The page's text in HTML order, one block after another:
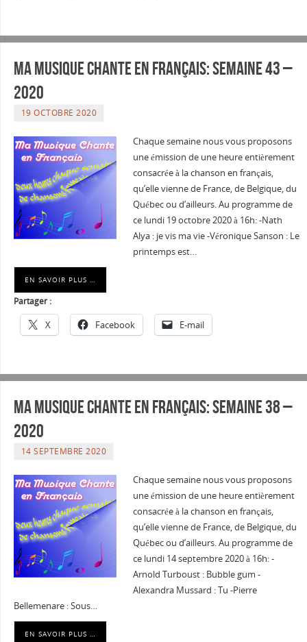
Ma musique chante en Français: Semaine 43 –
2020
19 OCTOBRE 2020
Chaque semaine nous vous proposons
une émission de une heure entièrement
consacrée à la chanson en français,
qu’elle vienne de France, de Belgique, du
Québec ou d’ailleurs. Au programme de
ce lundi 19 octobre 2020 à 16h: -Nath
Alya : je vis ma vie -Véronique Sanson : Le
printemps est…
EN SAVOIR PLUS …
Partager :
X Facebook E-mail
Ma musique chante en Français: Semaine 38 –
2020
14 SEPTEMBRE 2020
Chaque semaine nous vous proposons
une émission de une heure entièrement
consacrée à la chanson en français,
qu’elle vienne de France, de Belgique, du
Québec ou d’ailleurs. Au programme de
ce lundi 14 septembre 2020 à 16h: -
Arnold Turboust : Bubble gum -
Alexandra Mussard : Tu -Pierre
Bellemenare : Sous…
EN SAVOIR PLUS …